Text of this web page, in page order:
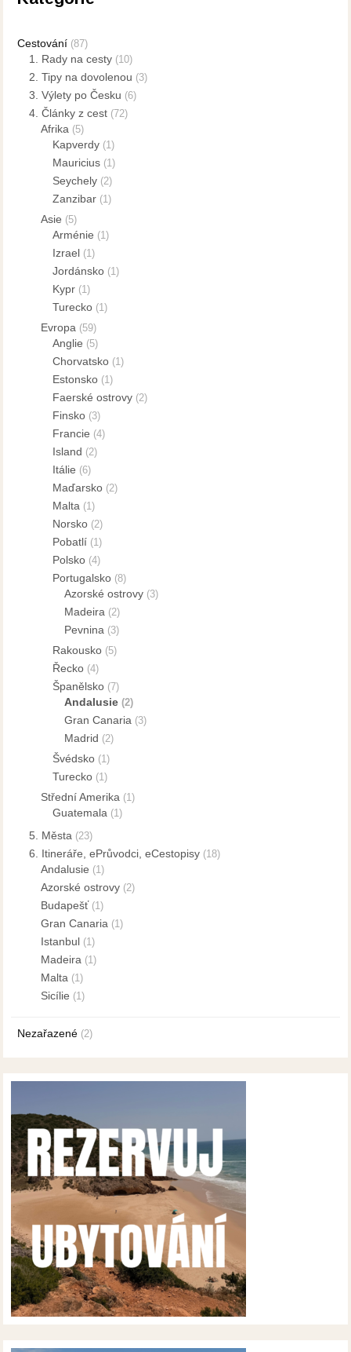
Cestování (87)
1. Rady na cesty (10)
2. Tipy na dovolenou (3)
3. Výlety po Česku (6)
4. Články z cest (72)
Afrika (5)
Kapverdy (1)
Mauricius (1)
Seychely (2)
Zanzibar (1)
Asie (5)
Arménie (1)
Izrael (1)
Jordánsko (1)
Kypr (1)
Turecko (1)
Evropa (59)
Anglie (5)
Chorvatsko (1)
Estonsko (1)
Faerské ostrovy (2)
Finsko (3)
Francie (4)
Island (2)
Itálie (6)
Maďarsko (2)
Malta (1)
Norsko (2)
Pobatlí (1)
Polsko (4)
Portugalsko (8)
Azorské ostrovy (3)
Madeira (2)
Pevnina (3)
Rakousko (5)
Řecko (4)
Španělsko (7)
Andalusie (2)
Gran Canaria (3)
Madrid (2)
Švédsko (1)
Turecko (1)
Střední Amerika (1)
Guatemala (1)
5. Města (23)
6. Itineráře, ePrůvodci, eCestopisy (18)
Andalusie (1)
Azorské ostrovy (2)
Budapešť(1)
Gran Canaria (1)
Istanbul (1)
Madeira (1)
Malta (1)
Sicílie (1)
Nezařazené (2)